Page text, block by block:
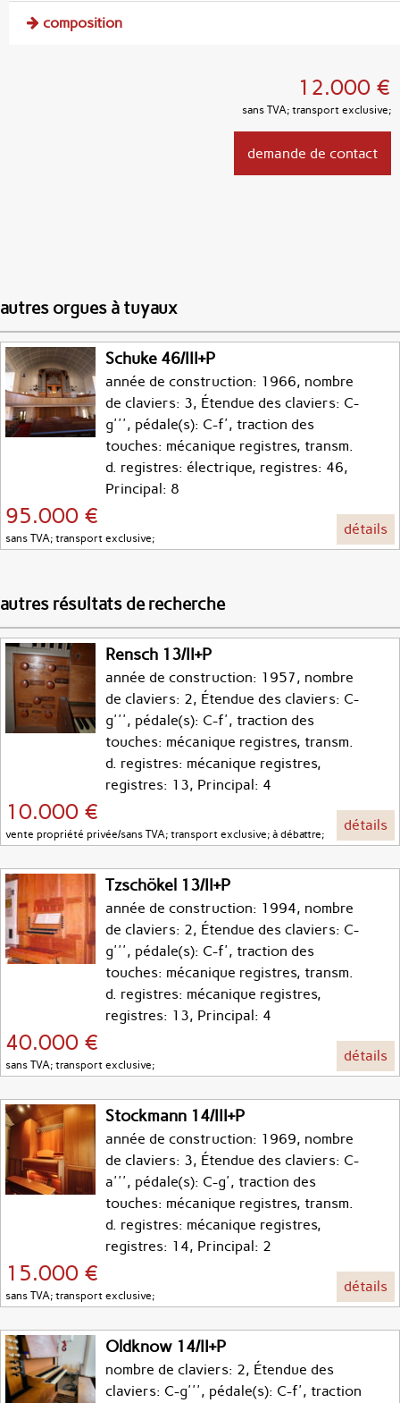
composition
12.000 €
sans TVA; transport exclusive;
demande de contact
autres orgues à tuyaux
Schuke 46/III+P
année de construction: 1966, nombre
de claviers: 3, Étendue des claviers: C-
g''', pédale(s): C-f', traction des
touches: mécanique registres, transm.
d. registres: électrique, registres: 46,
Principal: 8
95.000 €
sans TVA; transport exclusive;
détails
autres résultats de recherche
Rensch 13/II+P
année de construction: 1957, nombre
de claviers: 2, Étendue des claviers: C-
g''', pédale(s): C-f', traction des
touches: mécanique registres, transm.
d. registres: mécanique registres,
registres: 13, Principal: 4
10.000 €
vente propriété privée/sans TVA; transport exclusive; à débattre;
détails
Tzschökel 13/II+P
année de construction: 1994, nombre
de claviers: 2, Étendue des claviers: C-
g''', pédale(s): C-f', traction des
touches: mécanique registres, transm.
d. registres: mécanique registres,
registres: 13, Principal: 4
40.000 €
sans TVA; transport exclusive;
détails
Stockmann 14/III+P
année de construction: 1969, nombre
de claviers: 3, Étendue des claviers: C-
a''', pédale(s): C-g', traction des
touches: mécanique registres, transm.
d. registres: mécanique registres,
registres: 14, Principal: 2
15.000 €
sans TVA; transport exclusive;
détails
Oldknow 14/II+P
nombre de claviers: 2, Étendue des
claviers: C-g''', pédale(s): C-f', traction